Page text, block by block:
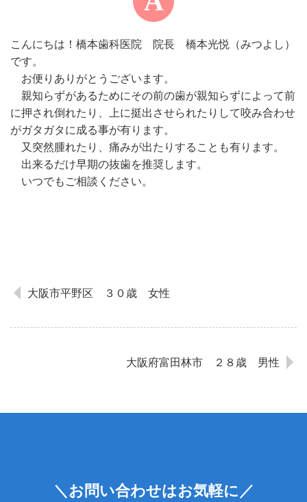
こんにちは！橋本歯科医院 院長 橋本光悦（みつよし）
です。
お便りありがとうございます。
親知らずがあるためにその前の歯が親知らずによって前
に押され倒れたり、上に挺出させられたりして咬み合わせ
がガタガタに成る事が有ります。
又突然腫れたり、痛みが出たりすることも有ります。
出来るだけ早期の抜歯を推奨します。
いつでもご相談ください。
大阪市平野区 ３０歳 女性
大阪府富田林市 ２８歳 男性
＼お問い合わせはお気軽に／